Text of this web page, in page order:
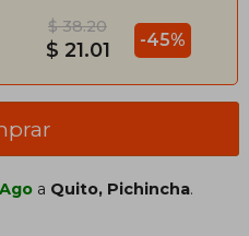
$ 38.20
$ 21.01 -45%
a Quito, Pichincha.